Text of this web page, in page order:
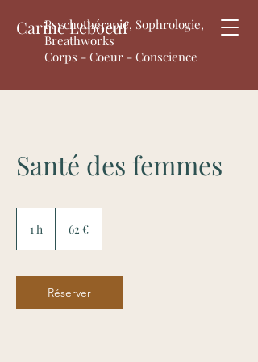
Carine Leboeuf
Psychothérapie, Sophrologie,
Breathworks
Corps - Coeur - Conscience
Santé des femmes
1 h 62 €
Réserver